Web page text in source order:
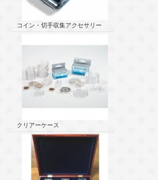
コイン・切手収集アクセサリー
クリアーケース